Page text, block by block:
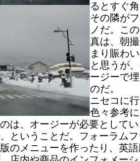
るとすぐ
その隣が
ノだ。こ
真は、朝
まり賑わ
と思うが
ージーで
のだ。
ニセコに
色々参考
は、オージーが必要として
ということだ。フォーラム
のメニューを作ったり、英